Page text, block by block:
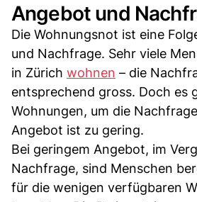
Angebot und
Die Wohnungsnot ist eine
und Nachfrage. Sehr viele
in Zürich wohnen – die
entsprechend gross. Doch es
Wohnungen, um die
Angebot ist zu gering.
Bei geringem Angebot, im
Nachfrage, sind Menschen
für die wenigen verfügbaren